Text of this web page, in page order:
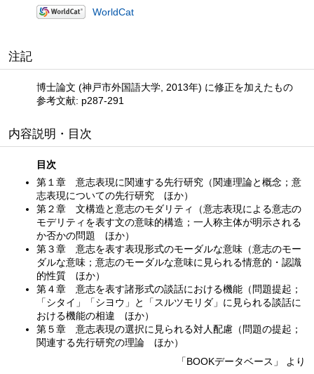
WorldCat
注記
博士論文 (神戸市外国語大学, 2013年) に修正を加えたもの
参考文献: p287-291
内容説明・目次
目次
第１章 意志表現に関連する先行研究（関連理論と概念；意
志表現についての先行研究 ほか）
第２章 文構造と意志のモダリティ（意志表現による意志の
モデリティを表す文の意味的構造；一人称主体が明示される
か否かの問題 ほか）
第３章 意志を表す表現形式のモーダルな意味（意志のモー
ダルな意味；意志のモーダルな意味に見られる情意的・認識
的性質 ほか）
第４章 意志を表す諸形式の談話における機能（問題提起；
「シタイ」「シヨウ」と「スルツモリダ」に見られる談話に
おける機能の相違 ほか）
第５章 意志表現の選択に見られる対人配慮（問題の提起；
関連する先行研究の理論 ほか）
「BOOKデータベース」 より